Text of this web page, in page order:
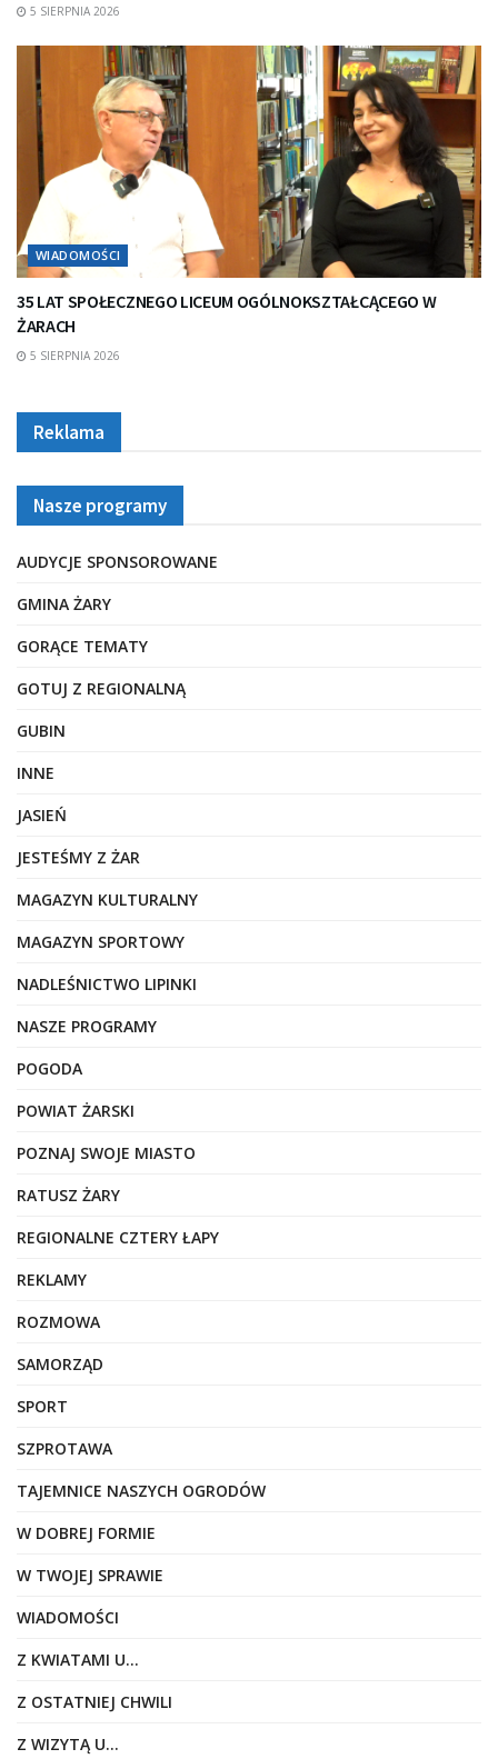
5 SIERPNIA 2026
WIADOMOŚCI
35 LAT SPOŁECZNEGO LICEUM OGÓLNOKSZTAŁCĄCEGO W
ŻARACH
5 SIERPNIA 2026
Reklama
Nasze programy
AUDYCJE SPONSOROWANE
GMINA ŻARY
GORĄCE TEMATY
GOTUJ Z REGIONALNĄ
GUBIN
INNE
JASIEŃ
JESTEŚMY Z ŻAR
MAGAZYN KULTURALNY
MAGAZYN SPORTOWY
NADLEŚNICTWO LIPINKI
NASZE PROGRAMY
POGODA
POWIAT ŻARSKI
POZNAJ SWOJE MIASTO
RATUSZ ŻARY
REGIONALNE CZTERY ŁAPY
REKLAMY
ROZMOWA
SAMORZĄD
SPORT
SZPROTAWA
TAJEMNICE NASZYCH OGRODÓW
W DOBREJ FORMIE
W TWOJEJ SPRAWIE
WIADOMOŚCI
Z KWIATAMI U…
Z OSTATNIEJ CHWILI
Z WIZYTĄ U…